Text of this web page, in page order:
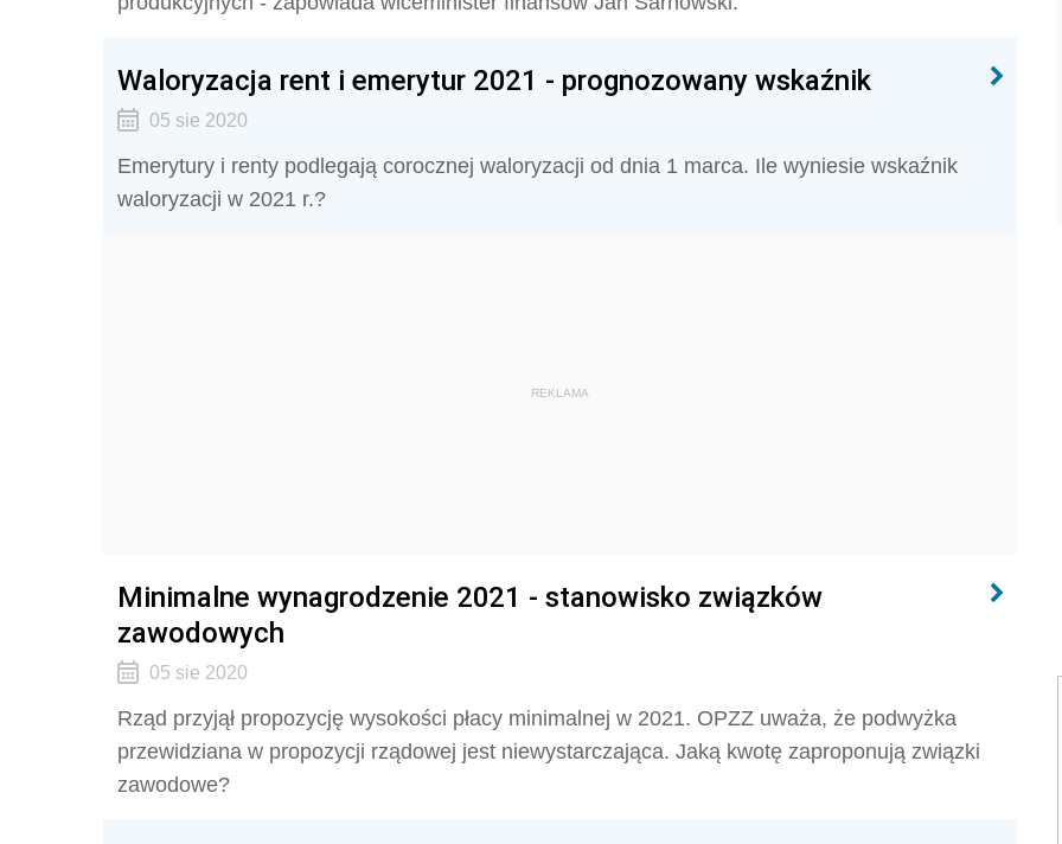
Waloryzacja rent i emerytur 2021 - prognozowany wskaźnik
05 sie 2020
Emerytury i renty podlegają corocznej waloryzacji od dnia 1 marca. Ile wyniesie wskaźnik
waloryzacji w 2021 r.?
REKLAMA
Minimalne wynagrodzenie 2021 - stanowisko związków
zawodowych
05 sie 2020
Rząd przyjął propozycję wysokości płacy minimalnej w 2021. OPZZ uważa, że podwyżka
przewidziana w propozycji rządowej jest niewystarczająca. Jaką kwotę zaproponują związki
zawodowe?